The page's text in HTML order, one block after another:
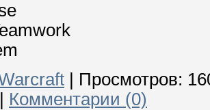
Просмотров:
Комментарии (0)